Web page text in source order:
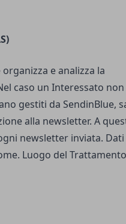
e analizza la
caso un Interessato non
gestiti da SendinBlue,
alla newsletter. A
newsletter inviata. Dati
Luogo del